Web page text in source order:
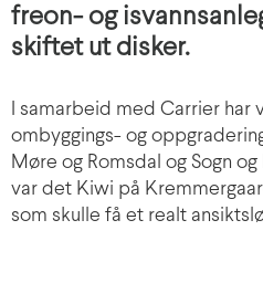
freon- og
skiftet ut disker.
I samarbeid med Carrier har
ombyggings- og
Møre og Romsdal og Sogn
var det Kiwi på
som skulle få et realt